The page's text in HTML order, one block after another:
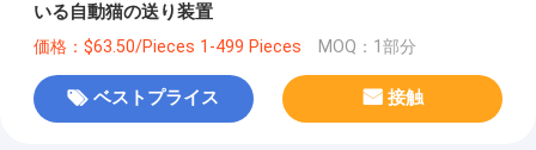
いる自動猫の送り装置
価格：$63.50/Pieces 1-499 Pieces MOQ：1部分
ベストプライス 接触